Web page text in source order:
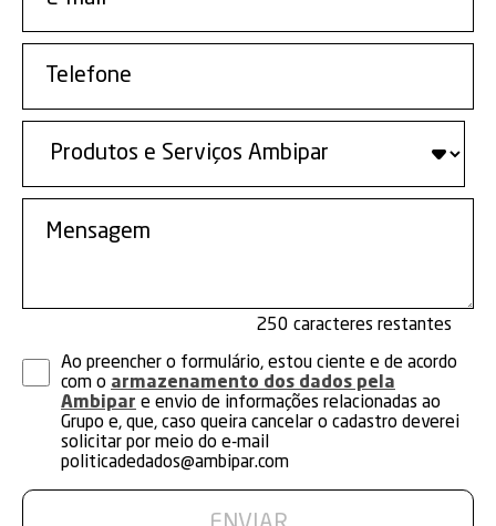
250
Ao preencher o formulário, estou ciente e de acordo
com o armazenamento dos dados pela
Ambipar e envio de informações relacionadas ao
Grupo e, que, caso queira cancelar o cadastro deverei
solicitar por meio do e-mail
politicadedados@ambipar.com